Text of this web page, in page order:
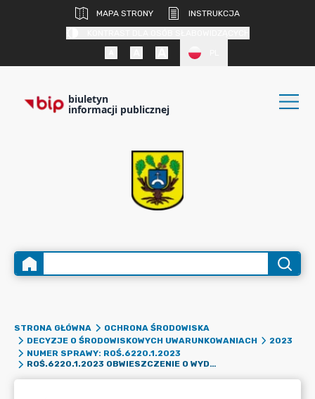
MAPA STRONY
INSTRUKCJA
biuletyn
informacji publicznej
STRONA GŁÓWNA
OCHRONA ŚRODOWISKA
DECYZJE O ŚRODOWISKOWYCH UWARUNKOWANIACH
2023
NUMER SPRAWY: ROŚ.6220.1.2023
ROŚ.6220.1.2023 OBWIESZCZENIE O WYDANIU OPINII PRZEZ REGIONALNEGO DYREKTORA OCHRONY ŚRODOWISKA W POZNANIU W POSTĘPOWANIU ADMINISTRACYJNYM W SPRAWIE WYDANIA DECYZJI O ŚRODOWISKOWYCH UWARUNKOWANIACH DLA PRZEDSIĘWZIĘCIA POLEGAJĄCEGO NA BUDOWIE ZESPOŁÓW BUDYNKÓW MIESZKALNYCH JEDNORODZINNYCH I WIELORODZINNYCH WRAZ Z INFRASTRUKTURĄ TOWARZYSZĄCĄ NA TERENIE DZIAŁEK O NR EWID. 184/1, 184/5, 184/107, 184/108, 184/109, 184/113, 184/114, 507/1, 507/2, 507/9, 507/10, 907, 940, 941, 942, 943, 944/1, 944/2, 944/3, 944/4, 944/5, 946/1, 946/2, 946/3, 946/4, 947, 948, 950, 951, 954/1, 954/2, 956, 965/6, 983, 985, 986, 987/3, 987/4, 987/5, 988/1, 988/2, 989, 990, 991, 992, 993, 994, 995, 996, 997/1, 997/2, 998, 999, 1013, 1014, 1015, 1016, 1017, 1018, 1019, 1020, 1021, 1022, 1023, 1024, 1025, 1026, 1027, 1028, 1029, 1030, 1031, 1032, 1033, 1034, 1035, 1036, 1037, 1038, 1039, 1040, 1041, 1042, 1043, 1044, 1045, 1046, 1047, 1048, 1049, 1050, 1051, 1052, 1053, 1054 OBRĘB DOPIEWIEC, GMINA DOPIEWO